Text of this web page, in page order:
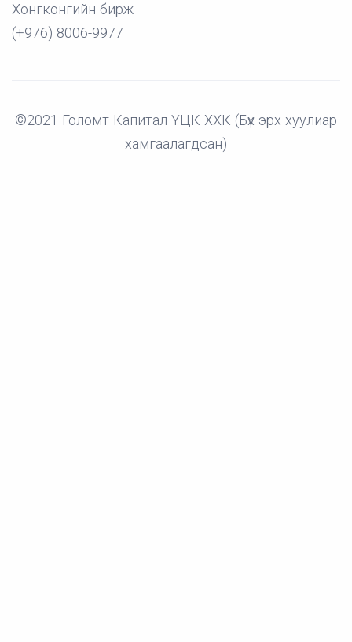
Хонгконгийн бирж
(+976) 8006-9977
©2021 Голомт Капитал ҮЦК ХХК (Бүх эрх хуулиар
хамгаалагдсан)